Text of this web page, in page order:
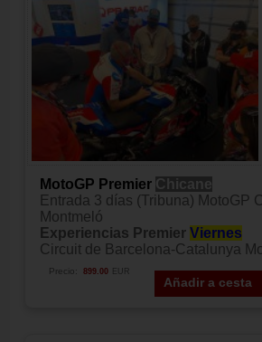
MotoGP Premier Chicane
Entrada 3 días (Tribuna) MotoGP
Montmeló
Experiencias Premier Viernes
Circuit de Barcelona-Catalunya
Añadir a cesta
Precio: 899.00 EUR